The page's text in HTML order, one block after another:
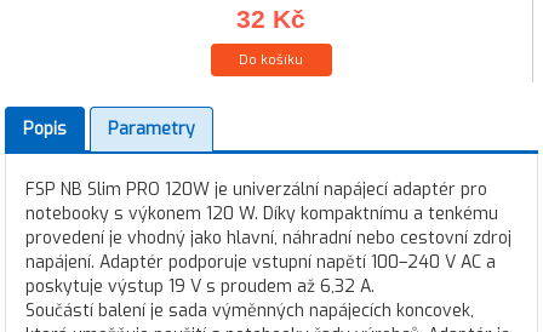
32 Kč
Do košíku
Popis Parametry
FSP NB Slim PRO 120W je univerzální napájecí adaptér pro
notebooky s výkonem 120 W. Díky kompaktnímu a tenkému
provedení je vhodný jako hlavní, náhradní nebo cestovní zdroj
napájení. Adaptér podporuje vstupní napětí 100–240 V AC a
poskytuje výstup 19 V s proudem až 6,32 A.
Součástí balení je sada výměnných napájecích koncovek,